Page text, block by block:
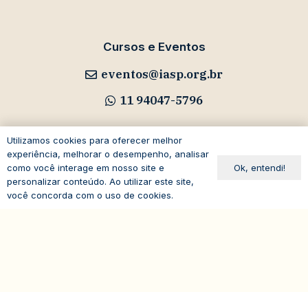
Cursos e Eventos
eventos@iasp.org.br
11 94047-5796
Avenida Paulista, 1294
19º andar – Bela Vista
Utilizamos cookies para oferecer melhor
experiência, melhorar o desempenho, analisar
como você interage em nosso site e
personalizar conteúdo. Ao utilizar este site,
você concorda com o uso de cookies.
Ok, entendi!